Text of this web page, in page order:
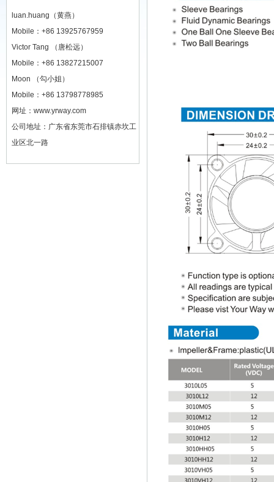
luan.huang（黄燕）
Mobile：+86 13925767959
Victor Tang （唐松远）
Mobile：+86 13827215007
Moon （勾小姐）
Mobile：+86 13798778985
网址：www.yrway.com
公司地址：广东省东莞市石排镇赤坎工
业区北一路